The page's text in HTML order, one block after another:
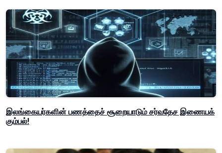
இலங்கையர்களின் பணத்தைச் சூறையாடும் சர்வதேச இணையக்
கும்பல்!